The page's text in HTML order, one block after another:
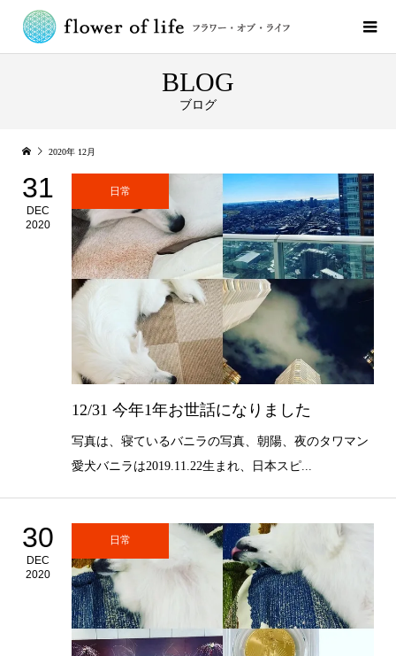
BLOG
ブログ
2020年 12月
31
DEC
2020
日常
12/31 今年1年お世話になりました
写真は、寝ているバニラの写真、朝陽、夜のタワマン
愛犬バニラは2019.11.22生まれ、日本スピ...
30
DEC
2020
日常